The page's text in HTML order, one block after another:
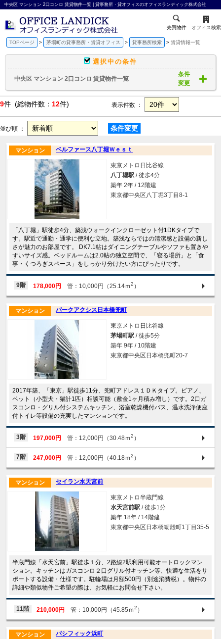
中央区 マンション 2口コンロ 賃貸物件一覧 | 貸事務所・貸オフィスのオフィスランディック株式会社
売買物件 オフィス検索
TOPページ 茅場町の貸事務所・賃貸オフィス 貸事務所検索 賃貸情報一覧
選択中の条件
中央区 マンション 2口コンロ 賃貸物件一覧
条件
変更
9件 (総物件数： 12件) 表示件数 ：
並び順 ： 条件変更
ベルファース八丁堀Ｗｅｓｔ
マンション
東京メトロ日比谷線
八丁堀駅 / 徒歩4分
築年 2年 / 12階建
東京都中央区八丁堀3丁目8-1
「八丁堀」駅徒歩4分、築浅ウォークインクローゼット付1DKタイプで
す。駅近で通勤・通学に便利な立地。築浅ならではの清潔感と設備の新し
さが魅力のお部屋です。 DK7.1帖はダイニングテーブルやソファも置きや
すいサイズ感。ベッドルームは2.0帖の独立空間で、「寝る場所」と「食
事・くつろぎスペース」をしっかり分けたい方にぴったりです。
9階 178,000円 管：10,000円（25.14ｍ2 ）
パークアクシス日本橋兜町
マンション
東京メトロ日比谷線
茅場町駅 / 徒歩5分
築年 9年 / 10階建
東京都中央区日本橋兜町20-7
2017年築、「東京」駅徒歩11分、兜町アドレス１ＤＫタイプ。ピアノ、
ペット（小型犬・猫計1匹）相談可能（敷金1ヶ月積み増し）です。2口ガ
スコンロ・グリル付システムキッチン、浴室乾燥機付バス、温水洗浄便座
付トイレ等設備の充実したマンションです。
3階 197,000円 管：12,000円（30.48ｍ2 ）
7階 247,000円 管：12,000円（40.18ｍ2 ）
セイラン水天宮前
マンション
東京メトロ半蔵門線
水天宮前駅 / 徒歩1分
築年 18年 / 14階建
東京都中央区日本橋蛎殻町1丁目35-5
半蔵門線「水天宮前」駅徒歩１分、2路線2駅利用可能オートロックマン
ション。キッチンはガスコンロ２口グリル付キッチン等、快適な生活をサ
ポートする設備・仕様です。駐輪場は月額500円（別途消費税）。物件の
詳細や類似物件ご希望の際は、お気軽にお問合せ下さい。
11階 210,000円 管：10,000円（45.85ｍ2 ）
パシフィック浜町
マンション